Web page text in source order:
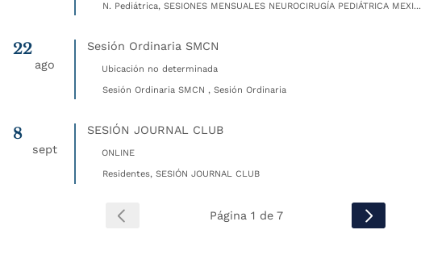
N. Pediátrica, SESIONES MENSUALES NEUROCIRUGÍA PEDIÁTRICA MEXI...
22
ago
Sesión Ordinaria SMCN
Ubicación no determinada
Sesión Ordinaria SMCN , Sesión Ordinaria
8
sept
SESIÓN JOURNAL CLUB
ONLINE
Residentes, SESIÓN JOURNAL CLUB
Página 1 de 7